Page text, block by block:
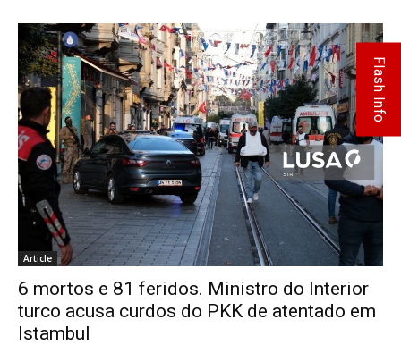
Article
6 mortos e 81 feridos. Ministro do Interior
turco acusa curdos do PKK de atentado em
Istambul
Flash Info